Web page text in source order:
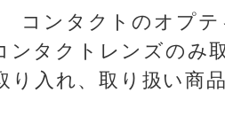
コンタクトのオプテ
ンタクトレンズのみ
り入れ、取り扱い商